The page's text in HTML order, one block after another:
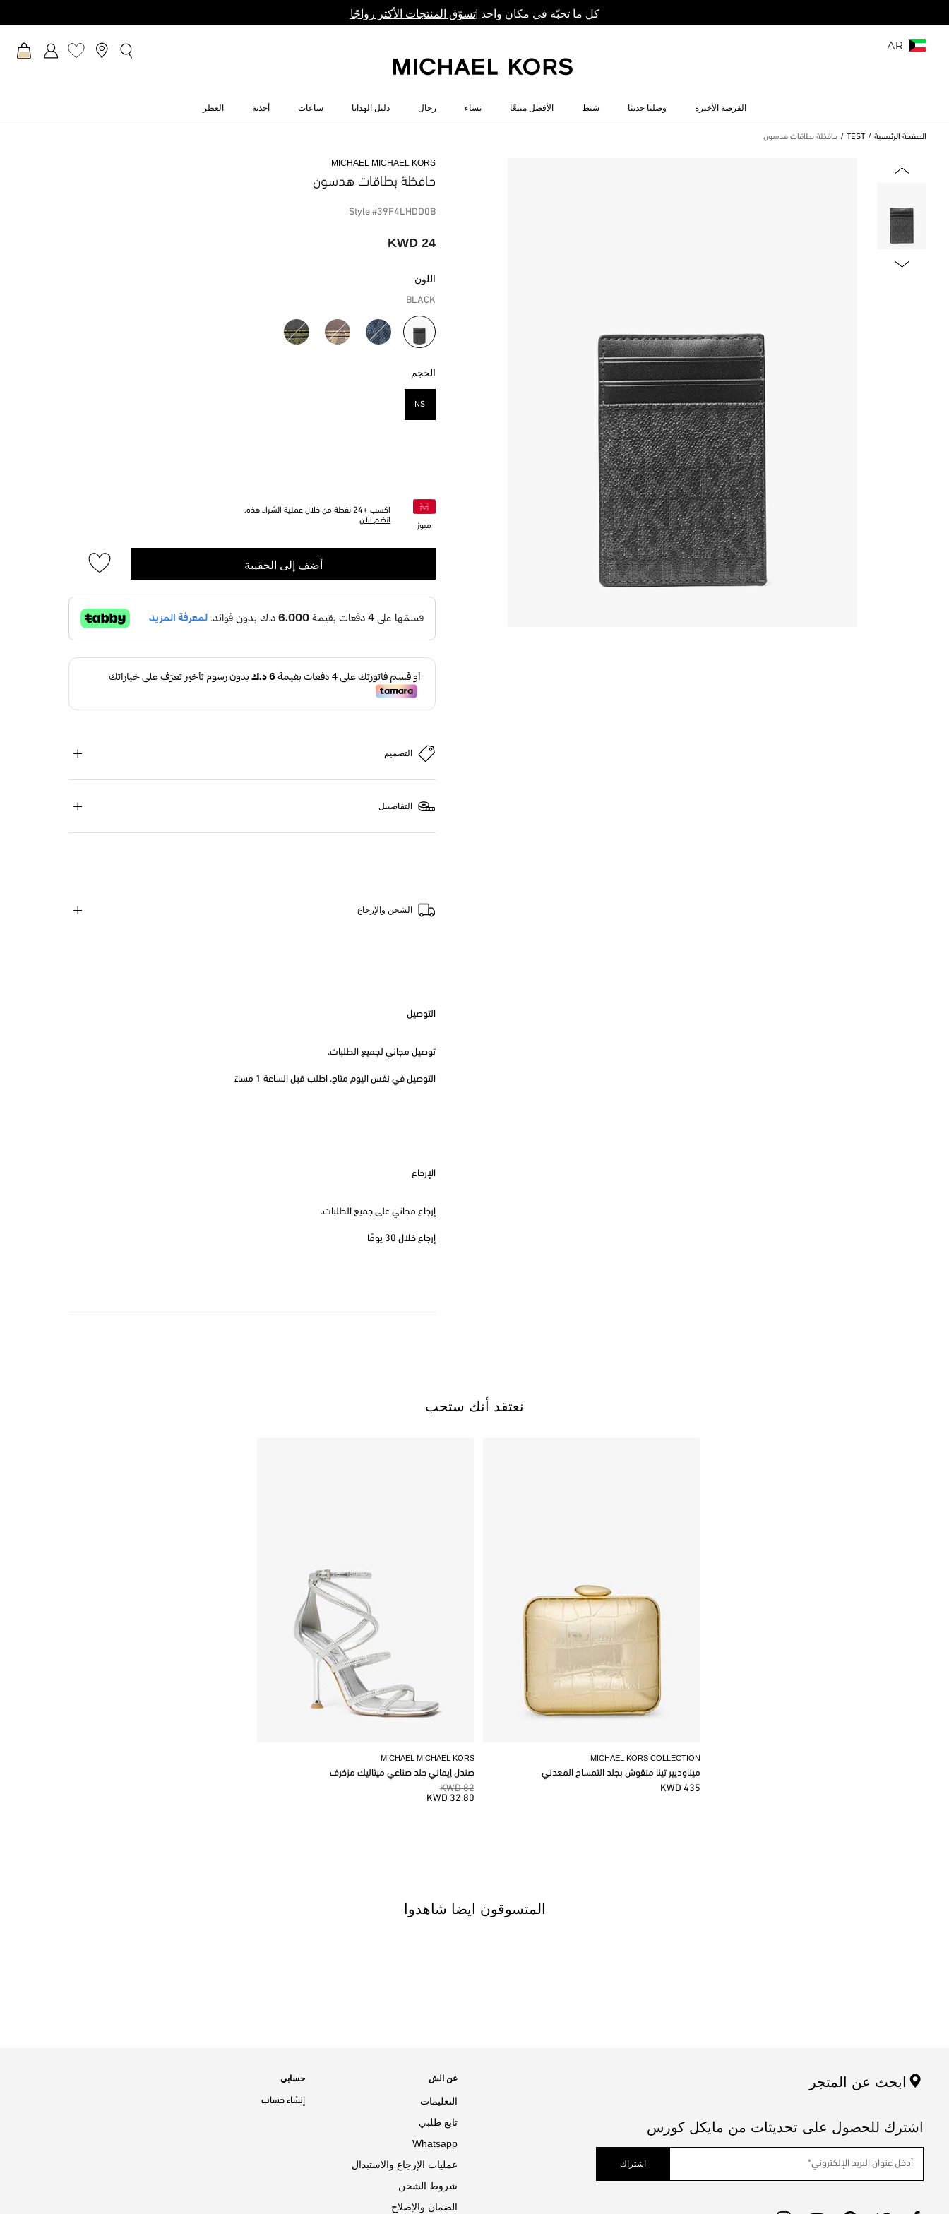
كل ما تحبّه في مكان واحد |تسوّق المنتجات الأكثر رواجًا
AR
الفرصة الأخيرة وصلنا حديثا شنط الأفضل مبيعًا نساء رجال دليل الهدايا ساعات أحذية العطر
الصفحة الرئيسية TEST حافظة بطاقات هدسون
MICHAEL MICHAEL KORS
حافظة بطاقات هدسون
Style #39F4LHDD0B
24 KWD
اللون
BLACK
مختار
الحجم
NS
ميوز
اكسب +24 نقطة من خلال عملية الشراء هذه.
انضم الآن
أضف إلى الحقيبة
التصميم
التفاصييل
الشحن والإرجاع
التوصيل
توصيل مجاني لجميع الطلبات.
التوصيل في نفس اليوم متاح. اطلب قبل الساعة 1 مساءً
الإرجاع
إرجاع مجاني على جميع الطلبات.
إرجاع خلال 30 يومًا
نعتقد أنك ستحب
MICHAEL MICHAEL KORS
صندل إيماني جلد صناعي ميتاليك مزخرف
82 KWD
32.80 KWD
MICHAEL KORS COLLECTION
ميناوديير تينا منقوش بجلد التمساح المعدني
435 KWD
المتسوقون ايضا شاهدوا
ابحث عن المتجر
اشترك للحصول على تحديثات من مايكل كورس
اشتراك
عن الش
التعليمات
تابع طلبي
Whatsapp
عمليات الإرجاع والاستبدال
شروط الشحن
الضمان والإصلاح
حسابي
إنشاء حساب